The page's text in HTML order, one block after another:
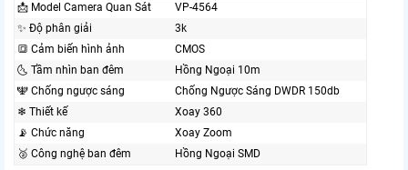
📩 Model Camera Quan Sát
VP-4564
✨ Độ phân giải
3k
🔳 Cảm biến hình ảnh
CMOS
🌜 Tầm nhìn ban đêm
Hồng Ngoại 10m
🕎 Chống ngược sáng
Chống Ngược Sáng DWDR 150db
❄ Thiết kế
Xoay 360
📡 Chức năng
Xoay Zoom
🥈️ Công nghệ ban đêm
Hồng Ngoại SMD